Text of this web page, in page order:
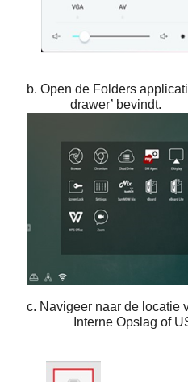
b. Open de Folders
drawer’ bevindt.
c. Navigeer naar de locatie
Interne Opslag of